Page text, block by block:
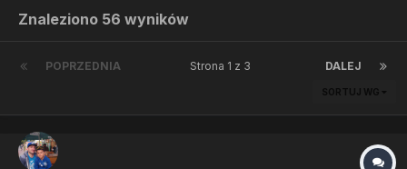
Znaleziono 56 wyników
POPRZEDNIA DALEJ
Strona 1 z 3
SORTUJ WG